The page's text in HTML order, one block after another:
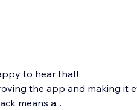
to hear that!
the app and making it
means a...